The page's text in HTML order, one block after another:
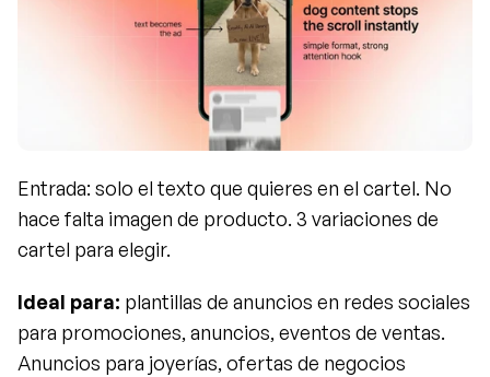
Entrada: solo el texto que quieres en el cartel. No
hace falta imagen de producto. 3 variaciones de
cartel para elegir.
Ideal para: plantillas de anuncios en redes sociales
para promociones, anuncios, eventos de ventas.
Anuncios para joyerías, ofertas de negocios